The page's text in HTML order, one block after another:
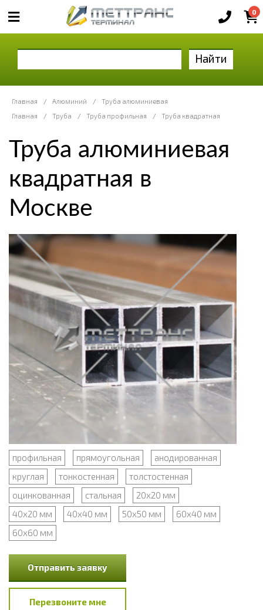
0
Найти
Главная / Алюминий /
Труба алюминиевая
Главная
/ Труба / Труба профильная / Труба квадратная
Труба алюминиевая
квадратная в
Москве
профильная прямоугольная
анодированная
круглая
тонкостенная
толстостенная
оцинкованная
стальная
20х20 мм
40х20 мм
40х40 мм 50х50 мм
60х40 мм
60х60 мм
Отправить заявку
Перезвоните мне